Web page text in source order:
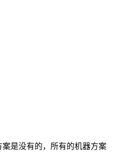
案是没有的，所有的机器方案